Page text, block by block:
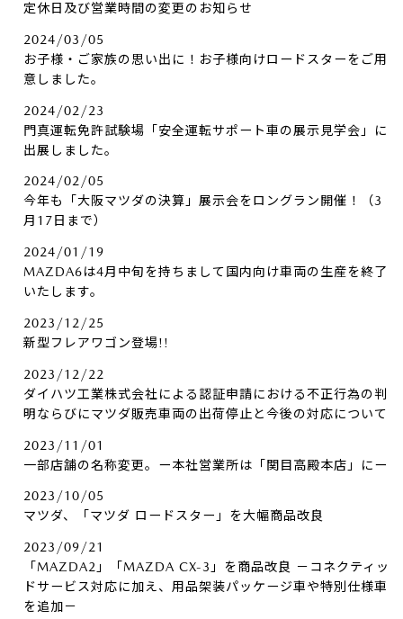
定休日及び営業時間の変更のお知らせ
2024/03/05
お子様・ご家族の思い出に！お子様向けロードスターをご用
意しました。
2024/02/23
門真運転免許試験場「安全運転サポート車の展示見学会」に
出展しました。
2024/02/05
今年も「大阪マツダの決算」展示会をロングラン開催！（3
月17日まで）
2024/01/19
MAZDA6は4月中旬を持ちまして国内向け車両の生産を終了
いたします。
2023/12/25
新型フレアワゴン登場!!
2023/12/22
ダイハツ工業株式会社による認証申請における不正行為の判
明ならびにマツダ販売車両の出荷停止と今後の対応について
2023/11/01
一部店舗の名称変更。ー本社営業所は「関目高殿本店」にー
2023/10/05
マツダ、「マツダ ロードスター」を大幅商品改良
2023/09/21
「MAZDA2」「MAZDA CX-3」を商品改良 －コネクティッ
ドサービス対応に加え、用品架装パッケージ車や特別仕様車
を追加－